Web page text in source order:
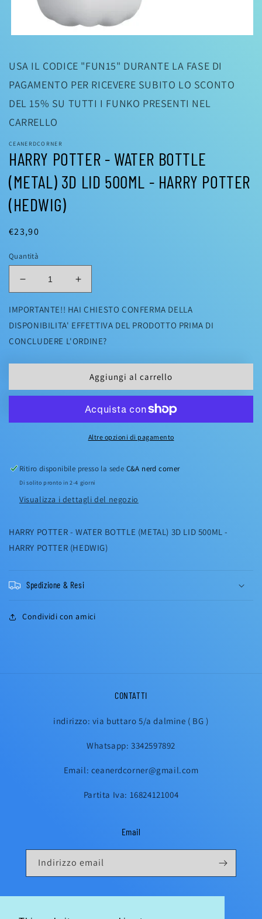
1
finestra
modale
USA IL CODICE "FUN15" DURANTE LA FASE DI
PAGAMENTO PER RICEVERE SUBITO LO SCONTO
DEL 15% SU TUTTI I FUNKO PRESENTI NEL
CARRELLO
CEANERDCORNER
HARRY POTTER - WATER BOTTLE
(METAL) 3D LID 500ML - HARRY POTTER
(HEDWIG)
Prezzo
listino
€23,90
Quantità
Diminuisci
quantità
per
HARRY
-
3D
(HEDWIG)
Aumenta
quantità
per
HARRY
-
(METAL)
3D
LID
HARRY
(HEDWIG)
IMPORTANTE!! HAI CHIESTO CONFERMA DELLA
DISPONIBILITA' EFFETTIVA DEL PRODOTTO PRIMA DI
CONCLUDERE L'ORDINE?
Aggiungi al carrello
Altre opzioni di pagamento
Ritiro disponibile presso la sede C&A nerd corner
Di solito pronto in 2-4 giorni
Visualizza i dettagli del negozio
HARRY POTTER - WATER BOTTLE (METAL) 3D LID 500ML -
HARRY POTTER (HEDWIG)
Spedizione & Resi
Condividi con amici
CONTATTI
indirizzo: via buttaro 5/a dalmine ( BG )
Whatsapp: 3342597892
Email: ceanerdcorner@gmail.com
Partita Iva: 16824121004
Email
Indirizzo email